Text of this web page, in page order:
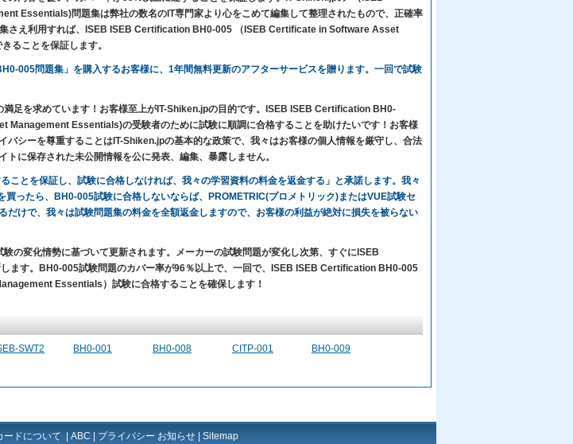
Essentials)問題集は弊社の数名のIT専門家より心をこめて編集して整理されたもので、正確率
さえ利用すれば、ISEB ISEB Certification BH0-005 （ISEB Certificate in Software Asset
ることを保証します。
005問題集」を購入するお客様に、1年間無料更新のアフターサービスを贈ります。一回で試験
満足を求めています！お客様至上がIT-Shiken.jpの目的です。ISEB ISEB Certification BH0-
Essentials)の受験者のために試験に順調に合格することを助けたいです！お客様
バシーを尊重することはIT-Shiken.jpの基本的な政策で、我々はお客様の個人情報を厳守し、合法
に保存された未公開情報を公に発表、編集、暴露しません。
ことを保証し、試験に合格しなければ、我々の学習資料の料金を返金する」と承諾します。我々
ったら、BH0-005試験に合格しないならば、PROMETRIC(プロメトリック)またはVUE試験セ
だけで、我々は試験問題集の料金を全額返金しますので、お客様の利益が絶対に損失を被らない
の変化情勢に基づいて更新されます。メーカーの試験問題が変化し次第、すぐにISEB
ます。BH0-005試験問題のカバー率が96％以上で、一回で、ISEB ISEB Certification BH0-005
Essentials）試験に合格することを確保します！
SWT2 BH0-001 BH0-008 CITP-001
BH0-009
ードについて ABC プライバシー お知らせ Sitemap